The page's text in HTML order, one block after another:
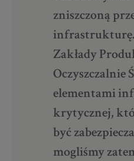
zniszczoną
infrastrukturę.
Zakłady
Oczyszczalnie
elementami
krytycznej,
być
mogliśmy